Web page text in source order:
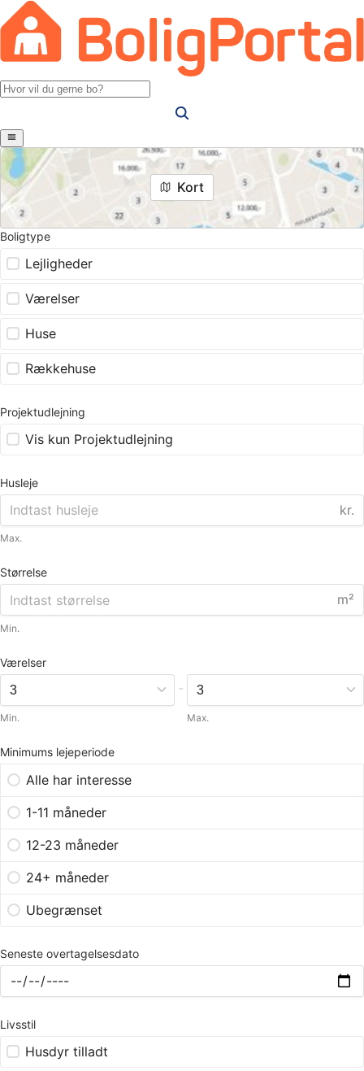
Kort
Boligtype
Lejligheder
Værelser
Huse
Rækkehuse
Projektudlejning
Vis kun Projektudlejning
Husleje
kr.
Max.
Størrelse
m²
Min.
Værelser
Min.
-
Max.
Minimums lejeperiode
Alle har interesse
1-11 måneder
12-23 måneder
24+ måneder
Ubegrænset
Seneste overtagelsesdato
Livsstil
Husdyr tilladt